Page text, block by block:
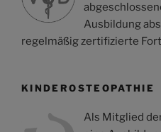
Ausbildung
regelmäßig zertifizierte
KINDEROSTEOPATHIE
Als Mitglied